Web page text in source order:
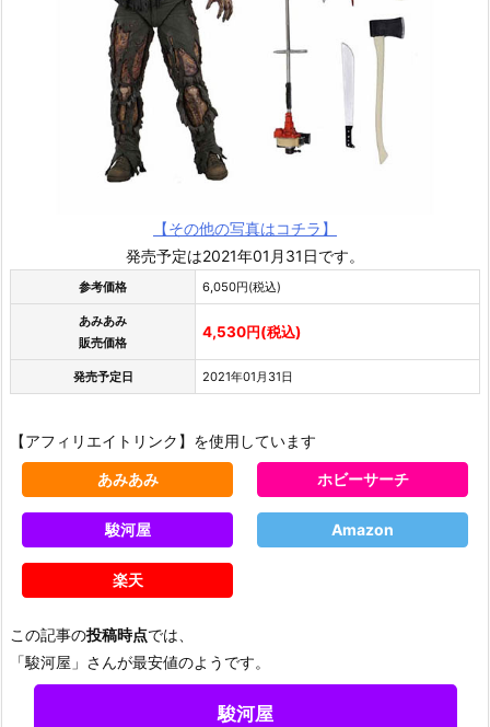
【その他の写真はコチラ】
発売予定は2021年01月31日です。
参考価格 6,050円(税込)
あみあみ
販売価格
4,530円(税込)
発売予定日 2021年01月31日
【アフィリエイトリンク】を使用しています
あみあみ ホビーサーチ
駿河屋 Amazon
楽天
この記事の投稿時点では、
「駿河屋」さんが最安値のようです。
駿河屋